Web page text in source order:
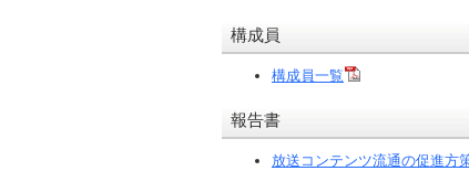
構成員
構成員一覧
報告書
放送コンテンツ流通の促進